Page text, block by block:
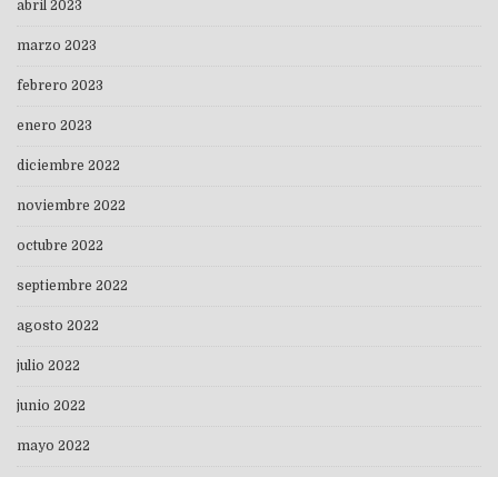
abril 2023
marzo 2023
febrero 2023
enero 2023
diciembre 2022
noviembre 2022
octubre 2022
septiembre 2022
agosto 2022
julio 2022
junio 2022
mayo 2022